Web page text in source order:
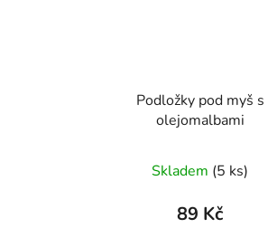
Podložky pod myš s
olejomalbami
Skladem (5 ks)
89 Kč